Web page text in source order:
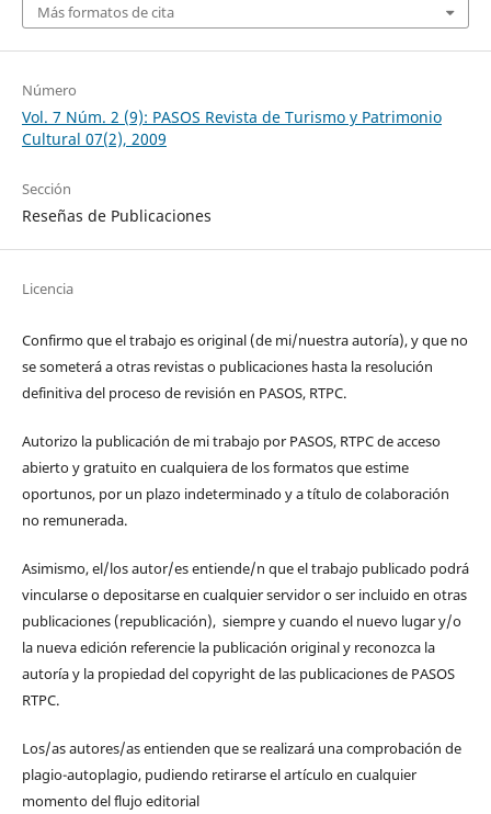
Más formatos de cita
Número
Vol. 7 Núm. 2 (9): PASOS Revista de Turismo y Patrimonio
Cultural 07(2), 2009
Sección
Reseñas de Publicaciones
Licencia
Confirmo que el trabajo es original (de mi/nuestra autoría), y que no
se someterá a otras revistas o publicaciones hasta la resolución
definitiva del proceso de revisión en PASOS, RTPC.
Autorizo la publicación de mi trabajo por PASOS, RTPC de acceso
abierto y gratuito en cualquiera de los formatos que estime
oportunos, por un plazo indeterminado y a título de colaboración
no remunerada.
Asimismo, el/los autor/es entiende/n que el trabajo publicado podrá
vincularse o depositarse en cualquier servidor o ser incluido en otras
publicaciones (republicación), siempre y cuando el nuevo lugar y/o
la nueva edición referencie la publicación original y reconozca la
autoría y la propiedad del copyright de las publicaciones de PASOS
RTPC.
Los/as autores/as entienden que se realizará una comprobación de
plagio-autoplagio, pudiendo retirarse el artículo en cualquier
momento del flujo editorial